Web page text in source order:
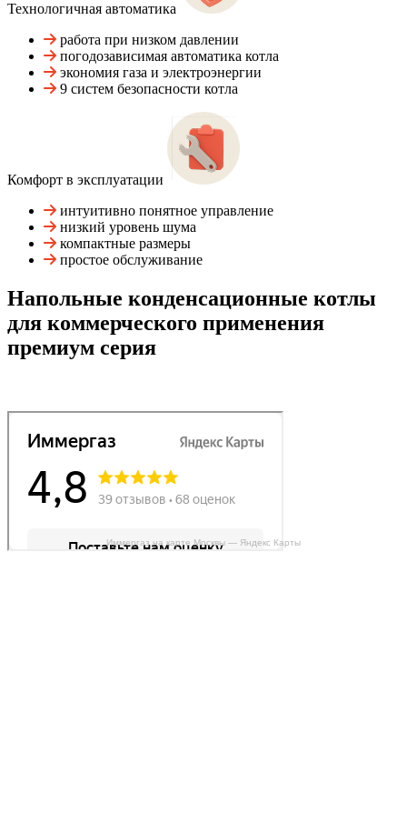
Технологичная автоматика
работа при низком давлении
погодозависимая автоматика котла
экономия газа и электроэнергии
9 систем безопасности котла
Комфорт в эксплуатации
интуитивно понятное управление
низкий уровень шума
компактные размеры
простое обслуживание
Напольные конденсационные котлы
для коммерческого применения
премиум серия
Иммергаз на карте Москвы — Яндекс Карты